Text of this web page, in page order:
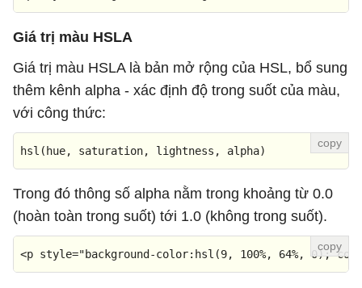
Giá trị màu HSLA
Giá trị màu HSLA là bản mở rộng của HSL, bổ sung
thêm kênh alpha - xác định độ trong suốt của màu,
với công thức:
hsl (hue, saturation, lightness, alpha)
Trong đó thông số alpha nằm trong khoảng từ 0.0
(hoàn toàn trong suốt) tới 1.0 (không trong suốt).
<p style="background-color:hsl(9, 100%, 64%, 0);